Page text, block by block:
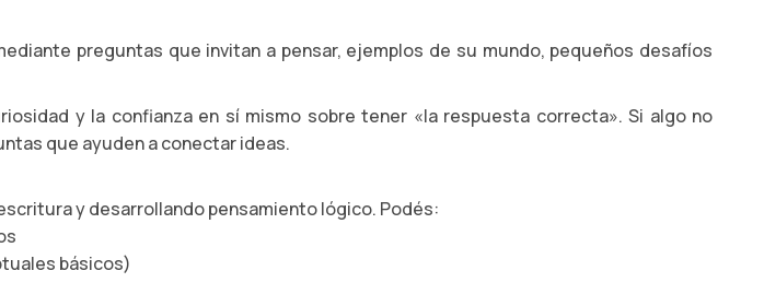
preguntas que invitan a pensar, ejemplos de su mundo, pequeños desafíos
y la confianza en sí mismo sobre tener «la respuesta correcta». Si algo no
que ayuden a conectar ideas.
y desarrollando pensamiento lógico. Podés:
básicos)